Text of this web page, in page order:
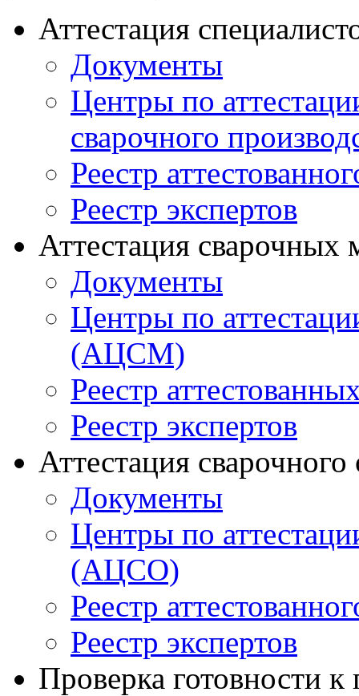
Аттестация
Документы
Центры по
сварочного
Реестр
Реестр экспертов
Аттестация сварочных
Документы
Центры по
(АЦСМ)
Реестр
Реестр экспертов
Аттестация
Документы
Центры по
(АЦСО)
Реестр
Реестр экспертов
Проверка готовности